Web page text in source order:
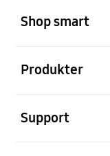
Shop smart
Produkter
Support